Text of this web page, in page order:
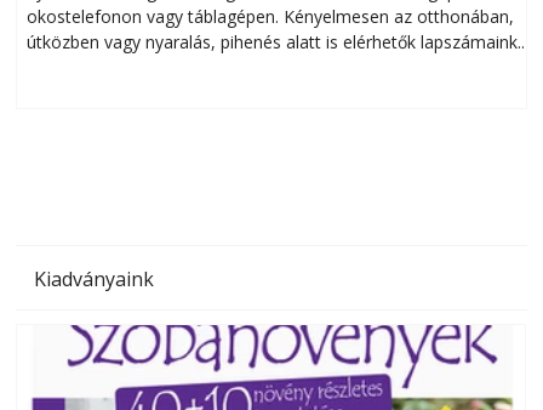
okostelefonon vagy táblagépen. Kényelmesen az otthonában,
útközben vagy nyaralás, pihenés alatt is elérhetők lapszámaink.
Kiadványaink